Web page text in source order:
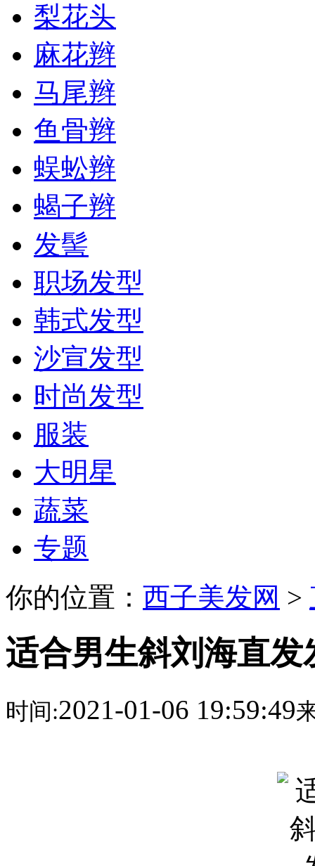
梨花头
麻花辫
马尾辫
鱼骨辫
蜈蚣辫
蝎子辫
发髻
职场发型
韩式发型
沙宣发型
时尚发型
服装
大明星
蔬菜
专题
你的位置： 西子美发网 >
适合男生斜刘海直发
时间:2021-01-06 19:59:49